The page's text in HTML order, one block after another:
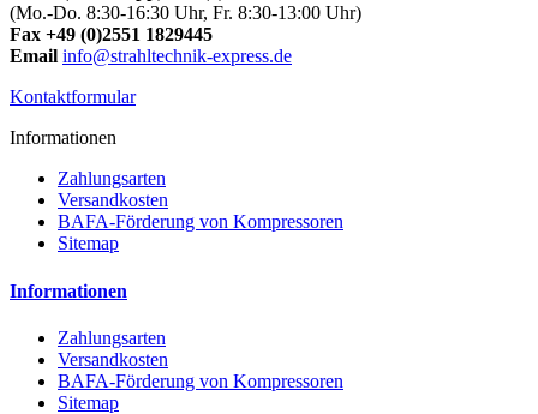
(Mo.-Do. 8:30-16:30 Uhr, Fr. 8:30-13:00 Uhr)
Fax +49 (0)2551 1829445
Email info@strahltechnik-express.de
Kontaktformular
Informationen
Zahlungsarten
Versandkosten
BAFA-Förderung von Kompressoren
Sitemap
Informationen
Zahlungsarten
Versandkosten
BAFA-Förderung von Kompressoren
Sitemap